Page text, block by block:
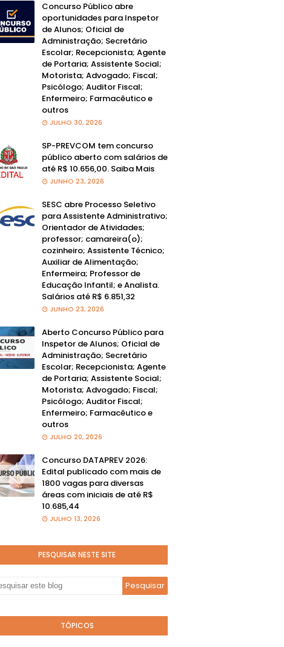
Concurso Público abre
oportunidades para Inspetor
de Alunos; Oficial de
Administração; Secretário
Escolar; Recepcionista; Agente
de Portaria; Assistente Social;
Motorista; Advogado; Fiscal;
Psicólogo; Auditor Fiscal;
Enfermeiro; Farmacêutico e
outros
JULHO 30, 2026
SP-PREVCOM tem concurso
público aberto com salários de
até R$ 10.656,00. Saiba Mais
JUNHO 23, 2026
SESC abre Processo Seletivo
para Assistente Administrativo;
Orientador de Atividades;
professor; camareira(o);
cozinheiro; Assistente Técnico;
Auxiliar de Alimentação;
Enfermeira; Professor de
Educação Infantil; e Analista.
Salários até R$ 6.851,32
JUNHO 23, 2026
Aberto Concurso Público para
Inspetor de Alunos; Oficial de
Administração; Secretário
Escolar; Recepcionista; Agente
de Portaria; Assistente Social;
Motorista; Advogado; Fiscal;
Psicólogo; Auditor Fiscal;
Enfermeiro; Farmacêutico e
outros
JULHO 20, 2026
Concurso DATAPREV 2026:
Edital publicado com mais de
1800 vagas para diversas
áreas com iniciais de até R$
10.685,44
JULHO 13, 2026
PESQUISAR NESTE SITE
TÓPICOS